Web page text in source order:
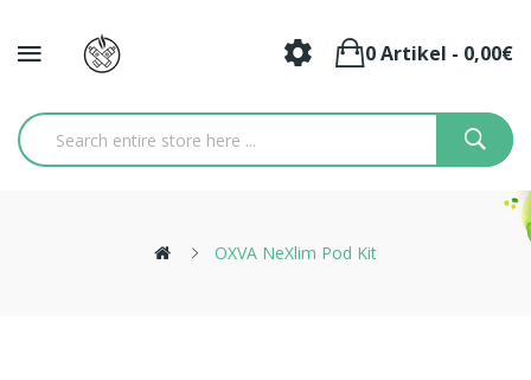
0 Artikel - 0,00€
OXVA NeXlim Pod Kit